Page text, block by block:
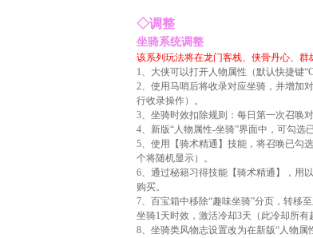
◇调整
坐骑系统调整
该系列玩法将在龙门客栈、侠骨丹心、群
1、大侠可以打开人物属性（默认快捷键
2、使用马哨后将收录对应坐骑，并增加
行收录操作）。
3、坐骑时效扣除规则：每日第一次召唤
4、新版“人物属性-坐骑”界面中，可勾选
5、使用【骑术精通】技能，将召唤已勾
个将随机显示）。
6、通过秘籍习得技能【骑术精通】，用
购买。
7、百宝箱中移除“趣味坐骑”分页，转移
坐骑1天时效，激活冷却3天（此冷却所有
8、坐骑类风物志设置改为在新版“人物